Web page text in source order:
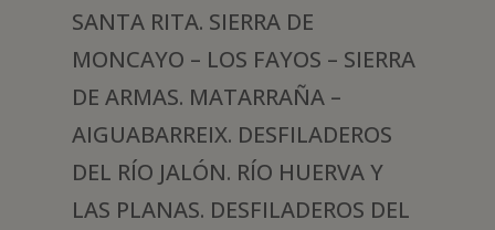
SANTA RITA. SIERRA DE
MONCAYO – LOS FAYOS – SIERRA
DE ARMAS. MATARRAÑA –
AIGUABARREIX. DESFILADEROS
DEL RÍO JALÓN. RÍO HUERVA Y
LAS PLANAS. DESFILADEROS DEL